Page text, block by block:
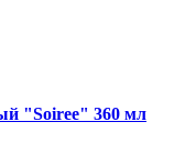
"Soiree" 360 мл